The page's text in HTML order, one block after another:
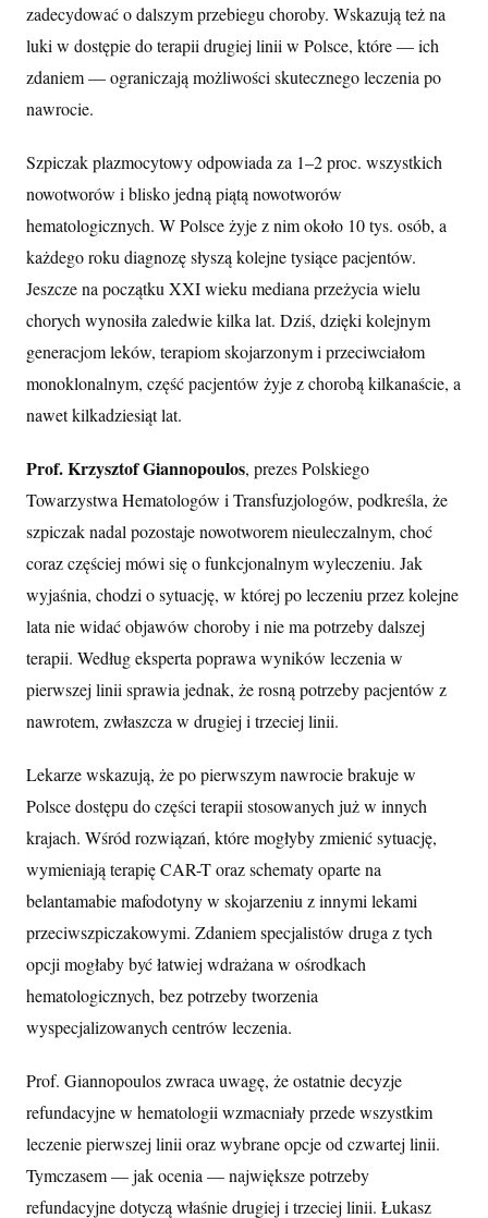
zadecydować o dalszym przebiegu choroby. Wskazują też na
luki w dostępie do terapii drugiej linii w Polsce, które — ich
zdaniem — ograniczają możliwości skutecznego leczenia po
nawrocie.
Szpiczak plazmocytowy odpowiada za 1–2 proc. wszystkich
nowotworów i blisko jedną piątą nowotworów
hematologicznych. W Polsce żyje z nim około 10 tys. osób, a
każdego roku diagnozę słyszą kolejne tysiące pacjentów.
Jeszcze na początku XXI wieku mediana przeżycia wielu
chorych wynosiła zaledwie kilka lat. Dziś, dzięki kolejnym
generacjom leków, terapiom skojarzonym i przeciwciałom
monoklonalnym, część pacjentów żyje z chorobą kilkanaście, a
nawet kilkadziesiąt lat.
Prof. Krzysztof Giannopoulos, prezes Polskiego
Towarzystwa Hematologów i Transfuzjologów, podkreśla, że
szpiczak nadal pozostaje nowotworem nieuleczalnym, choć
coraz częściej mówi się o funkcjonalnym wyleczeniu. Jak
wyjaśnia, chodzi o sytuację, w której po leczeniu przez kolejne
lata nie widać objawów choroby i nie ma potrzeby dalszej
terapii. Według eksperta poprawa wyników leczenia w
pierwszej linii sprawia jednak, że rosną potrzeby pacjentów z
nawrotem, zwłaszcza w drugiej i trzeciej linii.
Lekarze wskazują, że po pierwszym nawrocie brakuje w
Polsce dostępu do części terapii stosowanych już w innych
krajach. Wśród rozwiązań, które mogłyby zmienić sytuację,
wymieniają terapię CAR-T oraz schematy oparte na
belantamabie mafodotyny w skojarzeniu z innymi lekami
przeciwszpiczakowymi. Zdaniem specjalistów druga z tych
opcji mogłaby być łatwiej wdrażana w ośrodkach
hematologicznych, bez potrzeby tworzenia
wyspecjalizowanych centrów leczenia.
Prof. Giannopoulos zwraca uwagę, że ostatnie decyzje
refundacyjne w hematologii wzmacniały przede wszystkim
leczenie pierwszej linii oraz wybrane opcje od czwartej linii.
Tymczasem — jak ocenia — największe potrzeby
refundacyjne dotyczą właśnie drugiej i trzeciej linii. Łukasz